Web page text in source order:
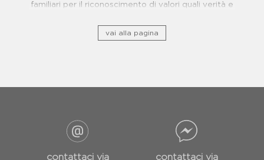
familiari per il riconoscimento di valori quali verità e
vai alla pagina
contattaci via contattaci via